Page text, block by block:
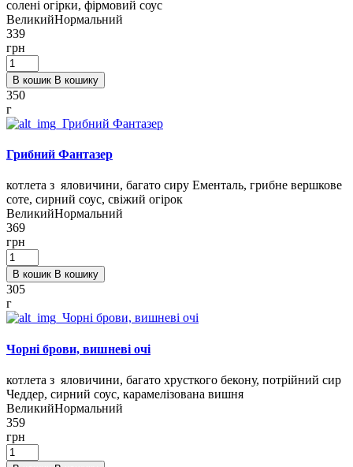
солені огірки, фірмовий соус
ВеликийНормальний
339
грн
В кошик В кошику
350
г
Грибний Фантазер
котлета з яловичини, багато сиру Ементаль, грибне вершкове
соте, сирний соус, свіжий огірок
ВеликийНормальний
369
грн
В кошик В кошику
305
г
Чорні брови, вишневі очі
котлета з яловичини, багато хрусткого бекону, потрійний сир
Чеддер, сирний соус, карамелізована вишня
ВеликийНормальний
359
грн